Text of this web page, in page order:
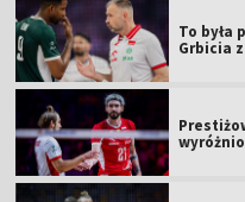
To była
Grbicia